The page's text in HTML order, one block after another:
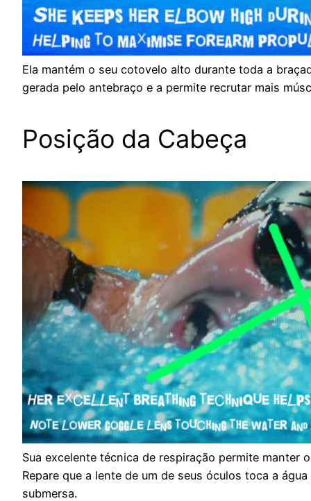
Ela mantém o seu cotovelo alto durante toda a
gerada pelo antebraço e a permite recrutar mais
Posição da Cabeça
Sua excelente técnica de respiração permite manter
Repare que a lente de um de seus óculos toca a
submersa.